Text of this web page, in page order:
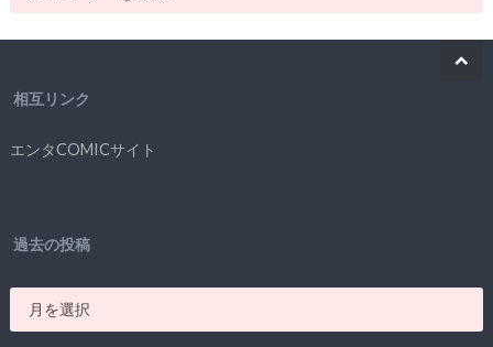
相互リンク
エンタCOMICサイト
過去の投稿